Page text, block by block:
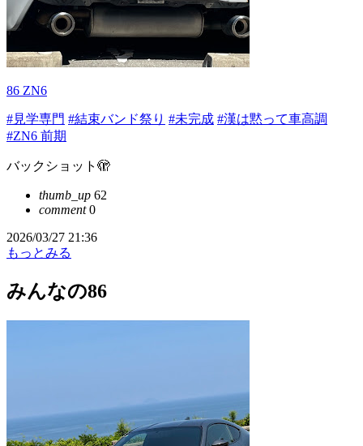
86 ZN6
#見学専門 #結束バンド祭り #未完成 #漢は黙って車高調
#ZN6 前期
バックショット🫣
thumb_up 62
comment0
2026/03/27 21:36
もっとみる
みんなの86